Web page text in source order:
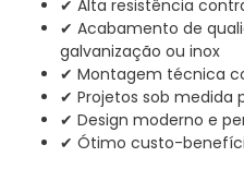
✔ Alta resistência
✔ Acabamento de
galvanização ou inox
✔ Montagem técnica
✔ Projetos sob medida
✔ Design moderno e
✔ Ótimo custo-